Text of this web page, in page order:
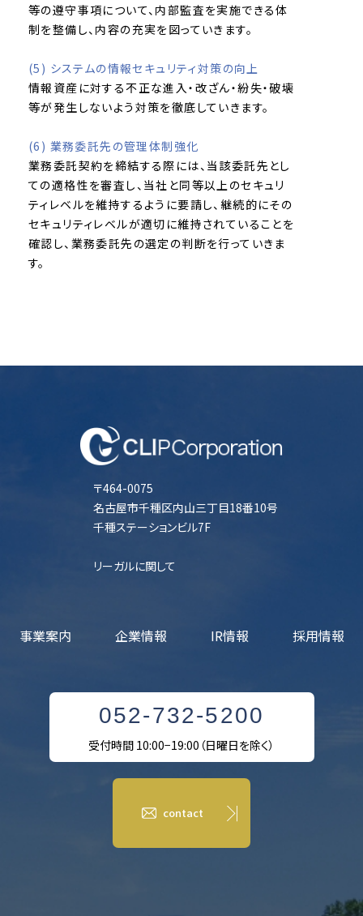
等の遵守事項について、内部監査を実施できる体
制を整備し、内容の充実を図っていきます。
(5) システムの情報セキュリティ対策の向上
情報資産に対する不正な進入・改ざん・紛失・破壊
等が発生しないよう対策を徹底していきます。
(6) 業務委託先の管理体制強化
業務委託契約を締結する際には、当該委託先とし
ての適格性を審査し、当社と同等以上のセキュリ
ティレベルを維持するように要請し、継続的にその
セキュリティレベルが適切に維持されていることを
確認し、業務委託先の選定の判断を行っていきま
す。
〒464-0075
名古屋市千種区内山三丁目18番10号
千種ステーションビル7F
リーガルに関して
事業案内 企業情報 IR情報 採用情報
052-732-5200
受付時間 10:00−19:00（日曜日を除く）
contact